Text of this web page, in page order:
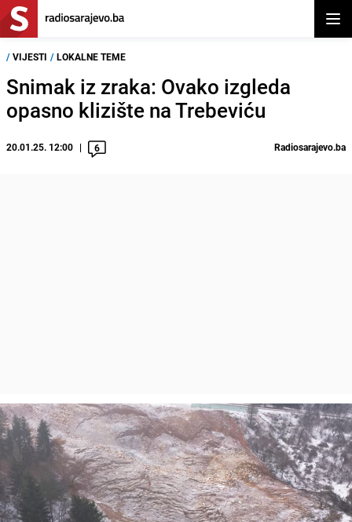
/ VIJESTI / LOKALNE TEME
Snimak iz zraka: Ovako izgleda
opasno klizište na Trebeviću
20.01.25. 12:00 6 Radiosarajevo.ba